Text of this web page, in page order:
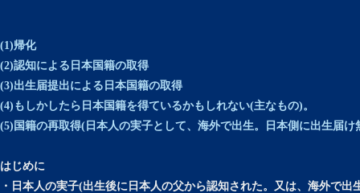
(1)帰化
(2)認知による日本国籍の取得
(3)出生届提出による日本国籍の取得
(4)もしかしたら日本国籍を得ているかもしれない(主なもの)。
(5)国籍の再取得(日本人の実子として、海外で出生。日本側に出生届け
はじめに
・日本人の実子(出生後に日本人の父から認知された。又は、海外で出